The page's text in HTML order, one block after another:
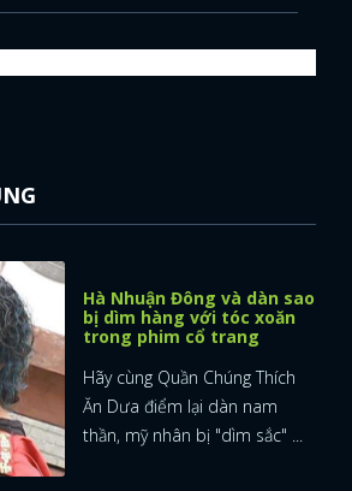
x
NHẬP
Hà Nhuận Đông và dàn sao
bị dìm hàng với tóc xoăn
trong phim cổ trang
Hãy cùng Quần Chúng Thích
Ăn Dưa điểm lại dàn nam
thần, mỹ nhân bị "dìm sắc" ...